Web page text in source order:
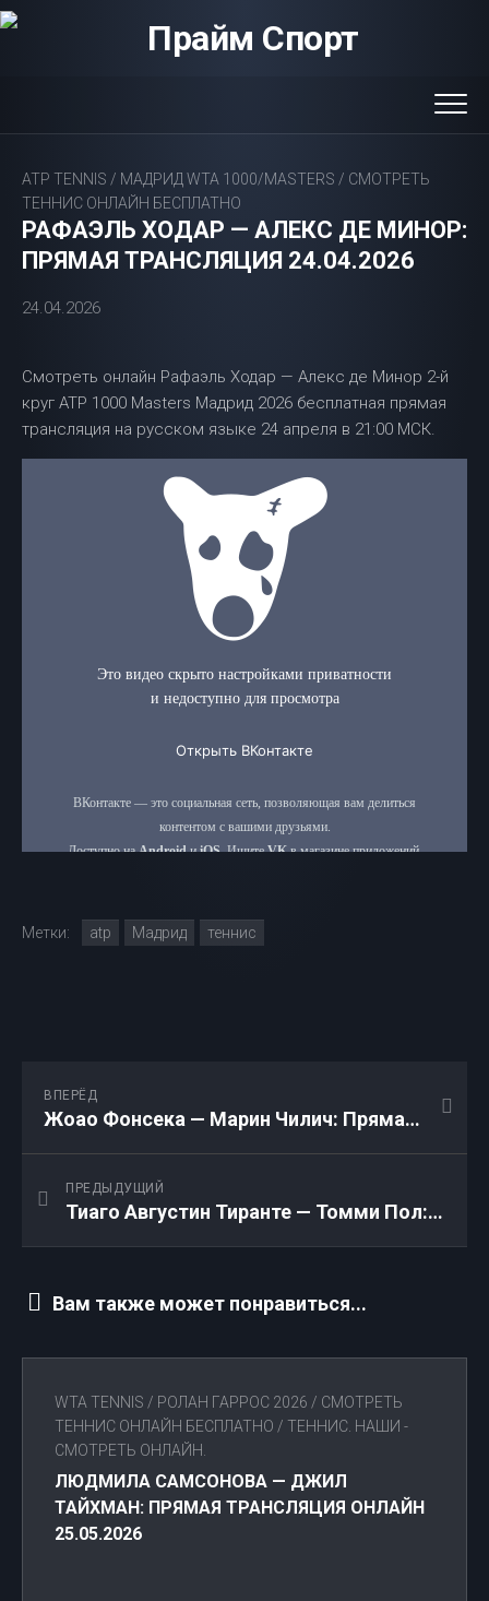
Перейти
к
ATP TENNIS / МАДРИД WTA 1000/MASTERS / СМОТРЕТЬ
ТЕННИС ОНЛАЙН БЕСПЛАТНО
РАФАЭЛЬ ХОДАР — АЛЕКС ДЕ МИНОР:
ПРЯМАЯ ТРАНСЛЯЦИЯ 24.04.2026
24.04.2026
Смотреть онлайн Рафаэль Ходар — Алекс де Минор 2-й
круг ATP 1000 Masters Мадрид 2026 бесплатная прямая
трансляция на русском языке 24 апреля в 21:00 МСК.
Метки: atp Мадрид теннис
ВПЕРЁД
Жоао Фонсека — Марин Чилич: Прямая трансляция 24.04.2026
ПРЕДЫДУЩИЙ
Тиаго Августин Тиранте — Томми Пол: Прямая трансляция 24.04.2026
Вам также может понравиться...
WTA TENNIS / РОЛАН ГАРРОС 2026 / СМОТРЕТЬ
ТЕННИС ОНЛАЙН БЕСПЛАТНО / ТЕННИС. НАШИ -
СМОТРЕТЬ ОНЛАЙН.
ЛЮДМИЛА САМСОНОВА — ДЖИЛ
ТАЙХМАН: ПРЯМАЯ ТРАНСЛЯЦИЯ ОНЛАЙН
25.05.2026